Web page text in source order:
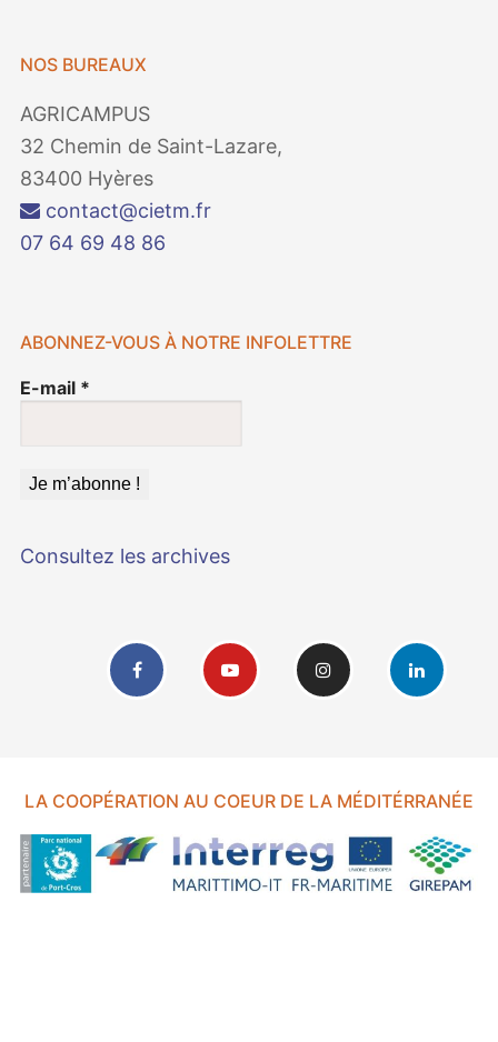
NOS BUREAUX
AGRICAMPUS
32 Chemin de Saint-Lazare,
83400 Hyères
contact@cietm.fr
07 64 69 48 86
ABONNEZ-VOUS À NOTRE INFOLETTRE
E-mail *
Consultez les archives
LA COOPÉRATION AU COEUR DE LA MÉDITÉRRANÉE